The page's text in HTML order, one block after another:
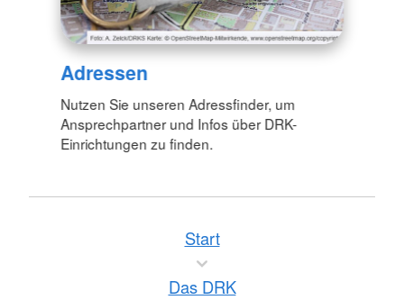
Adressen
Nutzen Sie unseren Adressfinder, um
Ansprechpartner und Infos über DRK-
Einrichtungen zu finden.
Start
Das DRK